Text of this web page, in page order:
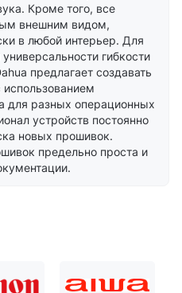
Кроме того, все
внешним видом,
в любой интерьер. Для
гибкости
предлагает создавать
для разных операционных
устройств постоянно
новых прошивок.
предельно проста и